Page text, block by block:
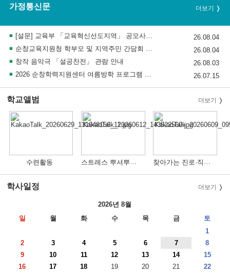
가정통신문 더보기
[설문] 교육부 「교육혁신선도지역」 공모사업 교육공동체 의견수렴 설문조사 안내
26.08.04
순창교육지원청 학부모 및 지역주민 간담회 참석 안내
26.08.04
창작 음악극 「설공찬전」 관람 안내
26.08.03
2026 순창학력지원센터 여름방학 프로그램 참가학생 추가 모집
26.07.15
학교앨범 더보기
수련활동 스트레스 뿌셔뿌셔 행사 찾아가는 진로·직업 체험
학사일정 더보기
2026년 8월
일
월 화 수 목 금
토
1
2
3 4 5 6 7
8
9
10 11 12 13 14
15
16
17 18 19 20 21
22